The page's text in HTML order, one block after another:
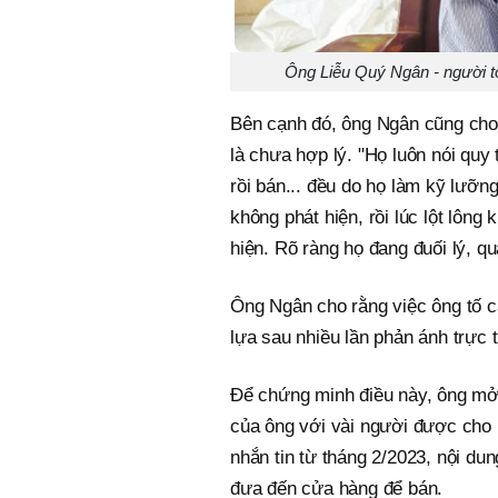
Ông Liễu Quý Ngân - người
Bên cạnh đó, ông Ngân cũng
là chưa hợp lý. "Họ luôn nói
rồi bán... đều do họ làm kỹ
không phát hiện, rồi lúc lột lông
hiện. Rõ ràng họ đang đuối lý,
Ông Ngân cho rằng việc ông tố
lựa sau nhiều lần phản ánh
Để chứng minh điều này, ông
của ông với vài người được cho
nhắn tin từ tháng 2/2023, nội
đưa đến cửa hàng để bán.